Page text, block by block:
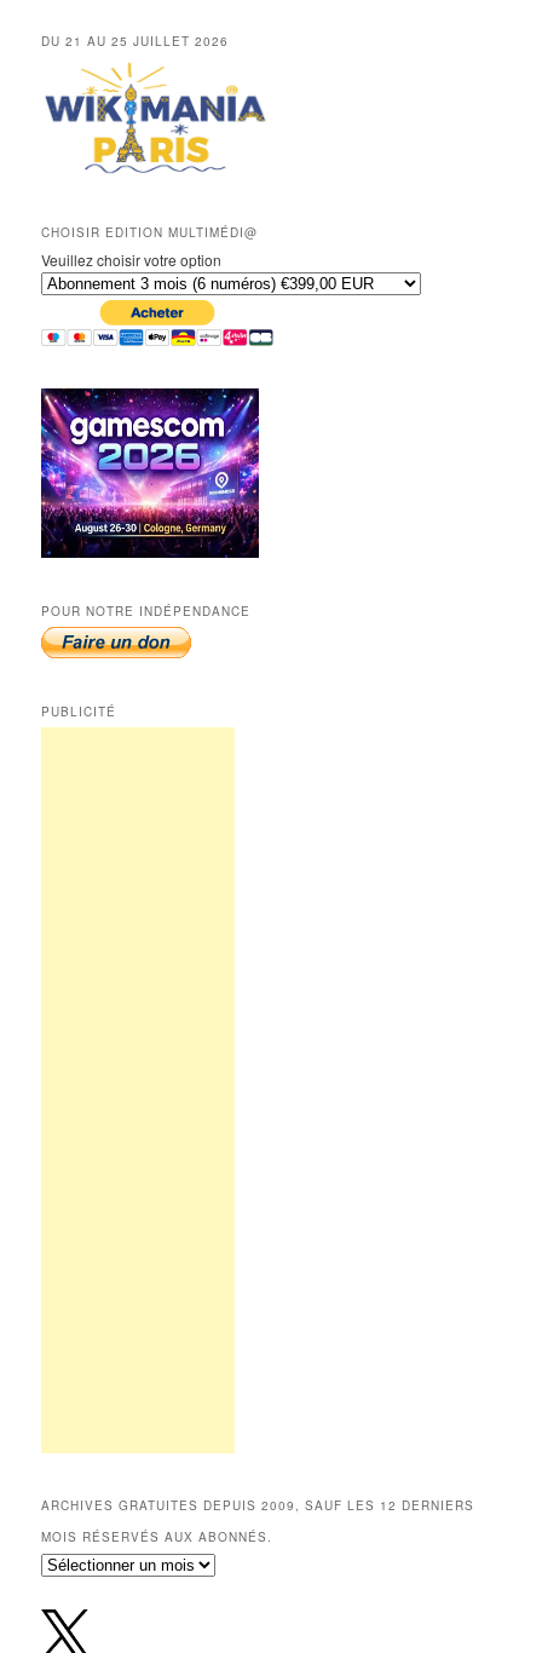
DU 21 AU 25 JUILLET 2026
CHOISIR EDITION MULTIMÉDI@
Veuillez choisir votre option
POUR NOTRE INDÉPENDANCE
PUBLICITÉ
ARCHIVES GRATUITES DEPUIS 2009, SAUF LES 12 DERNIERS
MOIS RÉSERVÉS AUX ABONNÉS.
Archives
depuis
2009,